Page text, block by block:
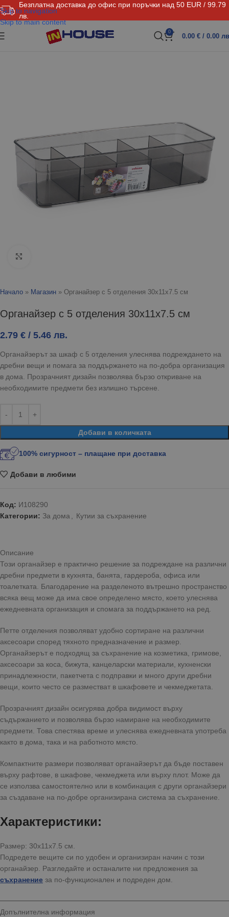
Безплатна доставка до офис при поръчки над 50 EUR / 99.79
лв.
Skip to navigation
Skip to main content
0
0.00 € / 0.00
Начало » Магазин » Органайзер с 5 отделения 30x11x7.5 см
Органайзер с 5 отделения 30x11x7.5 см
2.79 € / 5.46 лв.
Органайзерът за шкаф с 5 отделения улеснява подреждането на
дребни вещи и помага за поддържането на по-добра организация
в дома. Прозрачният дизайн позволява бързо откриване на
необходимите предмети без излишно търсене.
Добави в количката
100% сигурност – плащане при доставка
Добави в любими
Код: И108290
Категории: За дома Кутии за съхранение
Описание
Този органайзер е практично решение за подреждане на различни
дребни предмети в кухнята, банята, гардероба, офиса или
тоалетката. Благодарение на разделеното вътрешно пространство
всяка вещ може да има свое определено място, което улеснява
ежедневната организация и спомага за поддържането на ред.
Петте отделения позволяват удобно сортиране на различни
аксесоари според тяхното предназначение и размер.
Органайзерът е подходящ за съхранение на козметика, гримове,
аксесоари за коса, бижута, канцеларски материали, кухненски
принадлежности, пакетчета с подправки и много други дребни
вещи, които често се разместват в шкафовете и чекмеджетата.
Прозрачният дизайн осигурява добра видимост върху
съдържанието и позволява бързо намиране на необходимите
предмети. Това спестява време и улеснява ежедневната употреба
както в дома, така и на работното място.
Компактните размери позволяват органайзерът да бъде поставен
върху рафтове, в шкафове, чекмеджета или върху плот. Може да
се използва самостоятелно или в комбинация с други органайзери
за създаване на по-добре организирана система за съхранение.
Характеристики:
Размер: 30x11x7.5 см.
Подредете вещите си по удобен и организиран начин с този
органайзер. Разгледайте и останалите ни предложения за
съхранение за по-функционален и подреден дом.
Допълнителна информация